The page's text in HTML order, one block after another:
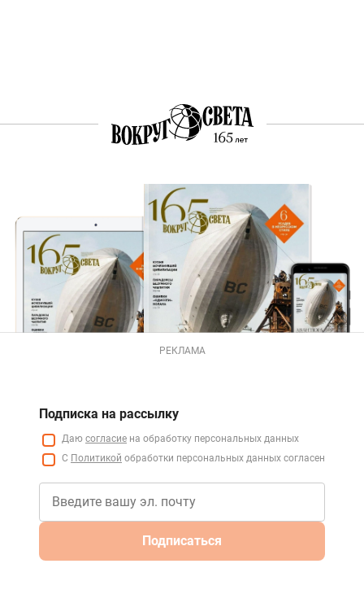
РЕКЛАМА
Подписка на рассылку
Даю согласие на обработку персональных данных
С Политикой обработки персональных данных согласен
Подписаться